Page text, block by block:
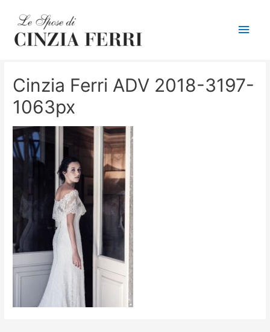
Cinzia Ferri ADV 2018-3197-
1063px